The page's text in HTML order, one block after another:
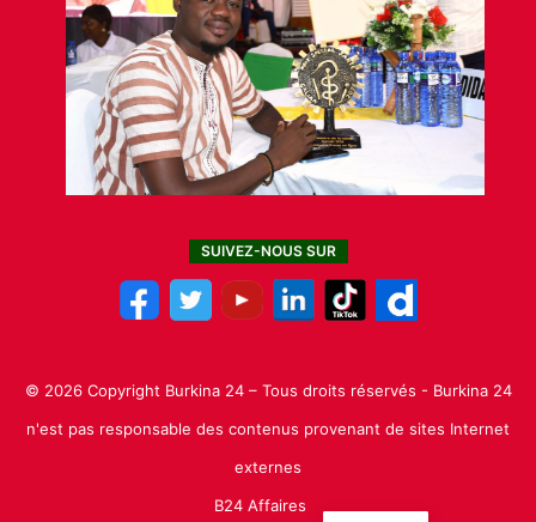
SUIVEZ-NOUS SUR
© 2026 Copyright Burkina 24 – Tous droits réservés - Burkina 24
n'est pas responsable des contenus provenant de sites Internet
externes
B24 Affaires